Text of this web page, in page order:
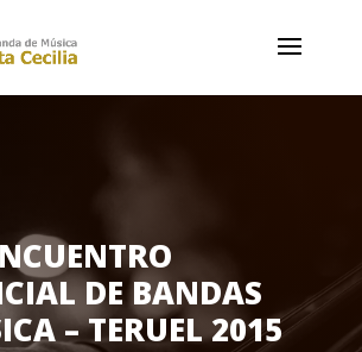
DE BANDAS
– TERUEL 2015